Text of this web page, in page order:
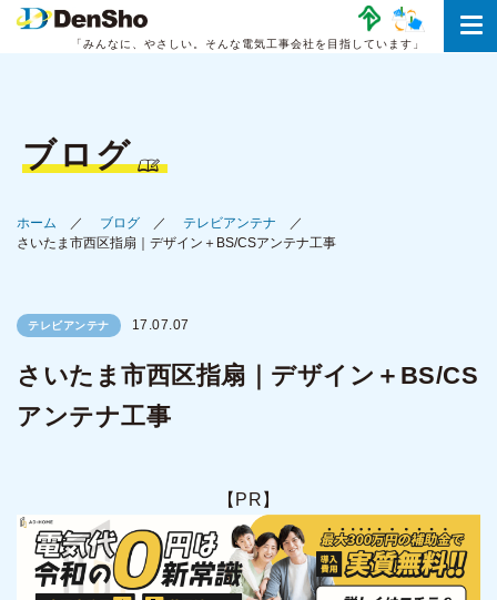
「みんなに、やさしい。 そんな電気工事会社を目指しています」
ブログ
ホーム ブログ
テレビアンテナ
さいたま市西区指扇｜デザイン＋BS/CSアンテナ工事
テレビアンテナ 17.07.07
さいたま市西区指扇｜デザイン＋BS/CS
アンテナ工事
【PR】